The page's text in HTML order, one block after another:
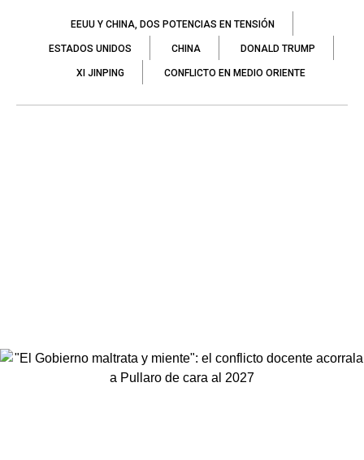
EEUU Y CHINA, DOS POTENCIAS EN TENSIÓN
ESTADOS UNIDOS CHINA DONALD TRUMP
XI JINPING CONFLICTO EN MEDIO ORIENTE